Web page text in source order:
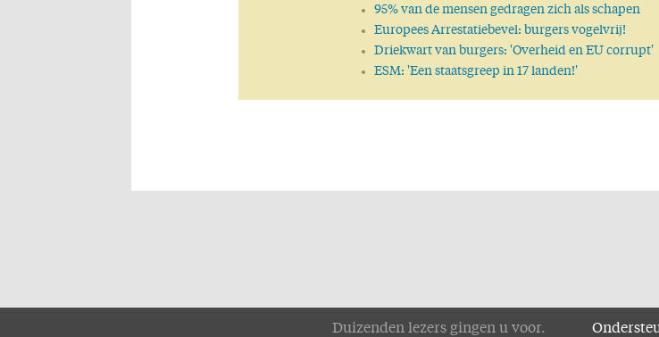
95% van de mensen gedragen zich als schapen
Europees Arrestatiebevel: burgers vogelvrij!
Driekwart van burgers: 'Overheid en EU corrupt'
ESM: 'Een staatsgreep in 17 landen!'
Duizenden lezers gingen u voor.